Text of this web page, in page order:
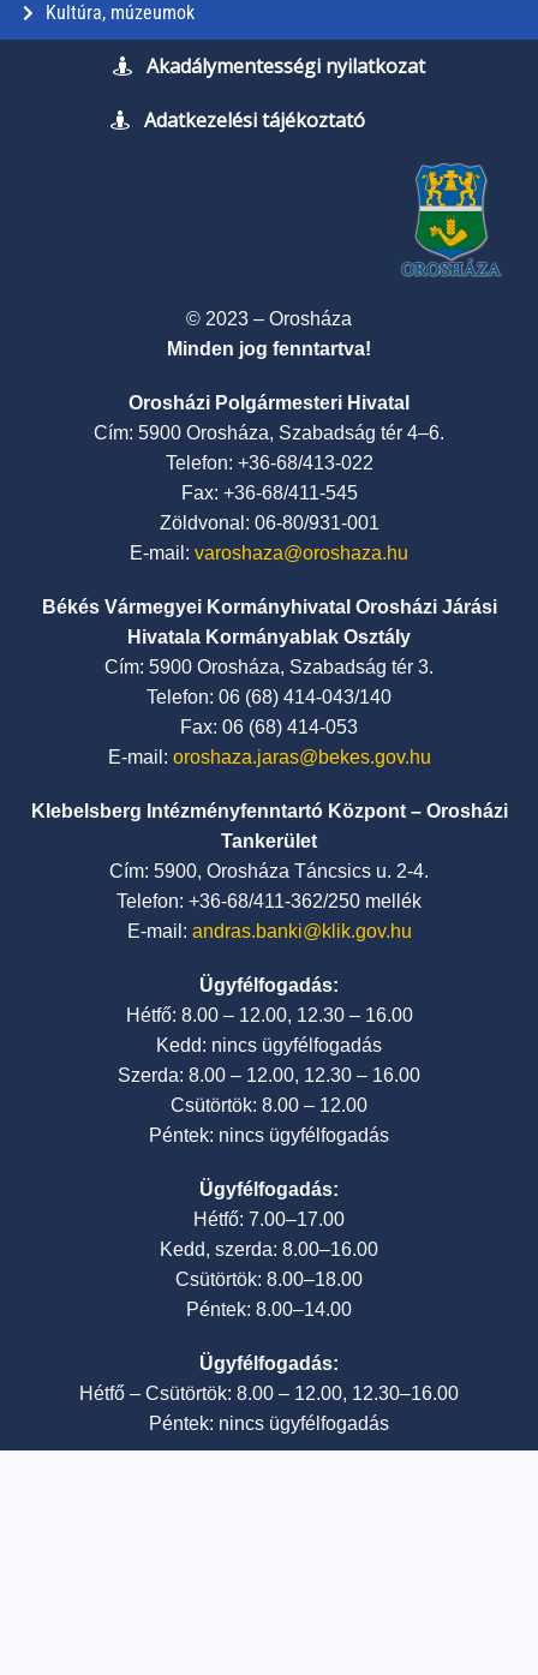
Kultúra, múzeumok
Akadálymentességi nyilatkozat
Adatkezelési tájékoztató
© 2023 – Orosháza
Minden jog fenntartva!
Orosházi Polgármesteri Hivatal
Cím: 5900 Orosháza, Szabadság tér 4–6.
Telefon: +36-68/413-022
Fax: +36-68/411-545
Zöldvonal: 06-80/931-001
E-mail: varoshaza@oroshaza.hu
Békés Vármegyei Kormányhivatal Orosházi Járási
Hivatala Kormányablak Osztály
Cím: 5900 Orosháza, Szabadság tér 3.
Telefon: 06 (68) 414-043/140
Fax: 06 (68) 414-053
E-mail: oroshaza.jaras@bekes.gov.hu
Klebelsberg Intézményfenntartó Központ – Orosházi
Tankerület
Cím: 5900, Orosháza Táncsics u. 2-4.
Telefon: +36-68/411-362/250 mellék
E-mail: andras.banki@klik.gov.hu
Ügyfélfogadás:
Hétfő: 8.00 – 12.00, 12.30 – 16.00
Kedd: nincs ügyfélfogadás
Szerda: 8.00 – 12.00, 12.30 – 16.00
Csütörtök: 8.00 – 12.00
Péntek: nincs ügyfélfogadás
Ügyfélfogadás:
Hétfő: 7.00–17.00
Kedd, szerda: 8.00–16.00
Csütörtök: 8.00–18.00
Péntek: 8.00–14.00
Ügyfélfogadás:
Hétfő – Csütörtök: 8.00 – 12.00, 12.30–16.00
Péntek: nincs ügyfélfogadás